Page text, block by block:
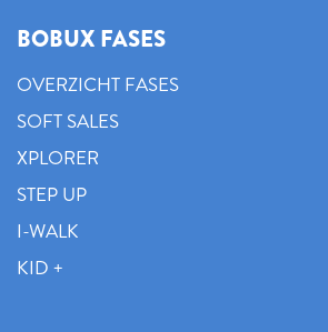
BOBUX FASES
OVERZICHT FASES
SOFT SALES
XPLORER
STEP UP
I-WALK
KID +